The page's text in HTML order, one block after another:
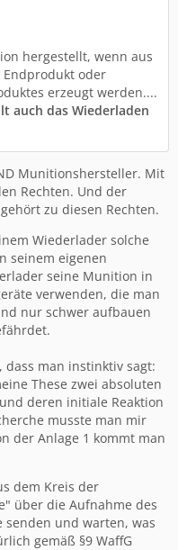
hergestellt, wenn aus
oder
erzeugt werden....
auch das Wiederladen
Munitionshersteller. Mit
Rechten. Und der
zu diesen Rechten.
Wiederlader solche
seinem eigenen
seine Munition in
verwenden, die man
nur schwer aufbauen
dass man instinktiv sagt:
These zwei absoluten
deren initiale Reaktion
musste man mir
der Anlage 1 kommt man
dem Kreis der
über die Aufnahme des
senden und warten, was
gemäß §9 WaffG